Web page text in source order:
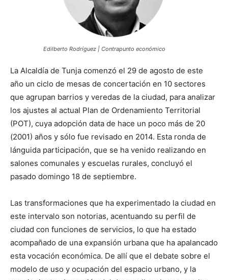
Edilberto Rodríguez | Contrapunto económico
La Alcaldía de Tunja comenzó el 29 de agosto de este
año un ciclo de mesas de concertación en 10 sectores
que agrupan barrios y veredas de la ciudad, para analizar
los ajustes al actual Plan de Ordenamiento Territorial
(POT), cuya adopción data de hace un poco más de 20
(2001) años y sólo fue revisado en 2014. Esta ronda de
lánguida participación, que se ha venido realizando en
salones comunales y escuelas rurales, concluyó el
pasado domingo 18 de septiembre.
Las transformaciones que ha experimentado la ciudad en
este intervalo son notorias, acentuando su perfil de
ciudad con funciones de servicios, lo que ha estado
acompañado de una expansión urbana que ha apalancado
esta vocación económica. De allí que el debate sobre el
modelo de uso y ocupación del espacio urbano, y la